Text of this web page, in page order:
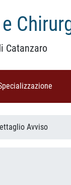
Catanzaro
Avviso